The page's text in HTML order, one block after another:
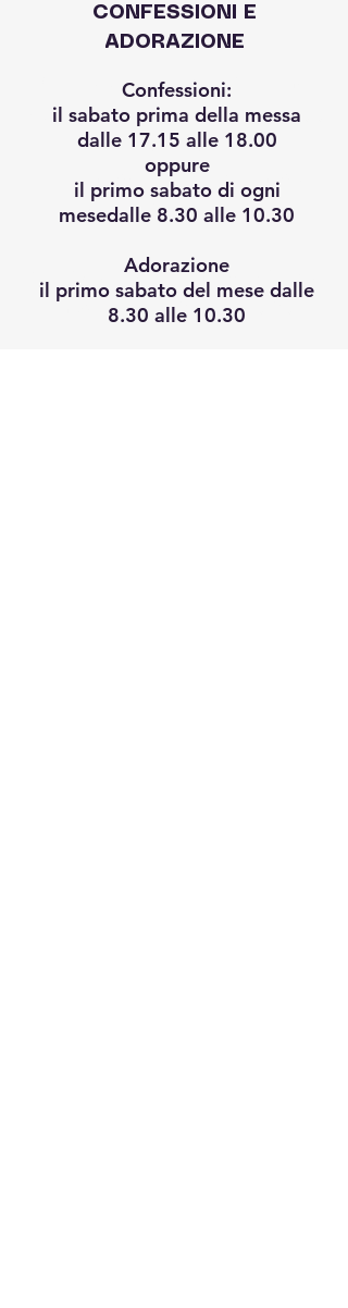
CONFESSIONI E
ADORAZIONE
Confessioni: il sabato prima
della messa dalle 17.15 alle 18.00
oppure
il primo sabato di ogni mese
dalle 8.30 alle 10.30
Adorazioneil primo sabato del
mese dalle 8.30 alle 10.30
Confessioni:
il sabato prima della messa
dalle 17.15 alle 18.00
oppure
il primo sabato di ogni
mesedalle 8.30 alle 10.30​
Adorazione
il primo sabato del mese dalle
8.30 alle 10.30